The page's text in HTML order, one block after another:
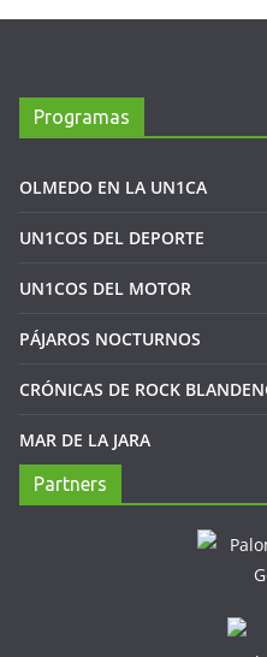
Programas
OLMEDO EN LA UN1CA
UN1COS DEL DEPORTE
UN1COS DEL MOTOR
PÁJAROS NOCTURNOS
CRÓNICAS DE ROCK
MAR DE LA JARA
Partners